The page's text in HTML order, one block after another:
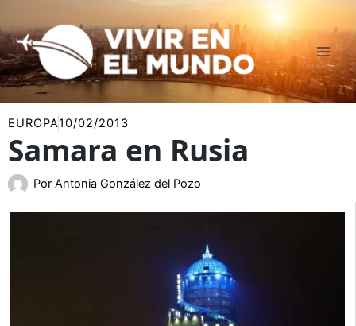
al
contenido
EUROPA10/02/2013
Samara en Rusia
Por Antonia González del Pozo